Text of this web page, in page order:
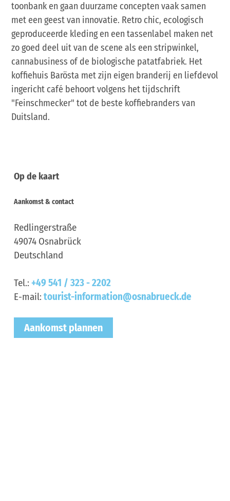
toonbank en gaan duurzame concepten vaak samen
met een geest van innovatie. Retro chic, ecologisch
geproduceerde kleding en een tassenlabel maken net
zo goed deel uit van de scene als een stripwinkel,
cannabusiness of de biologische patatfabriek. Het
koffiehuis Barösta met zijn eigen branderij en liefdevol
ingericht café behoort volgens het tijdschrift
"Feinschmecker" tot de beste koffiebranders van
Duitsland.
Op de kaart
Aankomst & contact
Redlingerstraße
49074 Osnabrück
Deutschland
Tel.: +49 541 / 323 - 2202
E-mail: tourist-information@osnabrueck.de
Aankomst plannen